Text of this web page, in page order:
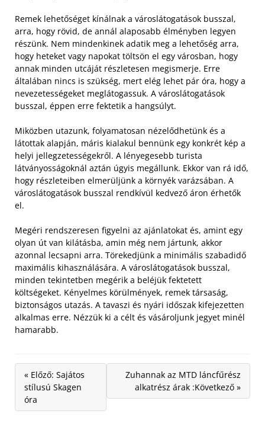
Remek lehetőséget kínálnak a városlátogatások busszal,
arra, hogy rövid, de annál alaposabb élményben legyen
részünk. Nem mindenkinek adatik meg a lehetőség arra,
hogy heteket vagy napokat töltsön el egy városban, hogy
annak minden utcáját részletesen megismerje. Erre
általában nincs is szükség, mert elég lehet pár óra, hogy a
nevezetességeket meglátogassuk. A városlátogatások
busszal, éppen erre fektetik a hangsúlyt.
Miközben utazunk, folyamatosan nézelődhetünk és a
látottak alapján, máris kialakul bennünk egy konkrét kép a
helyi jellegzetességekről. A lényegesebb turista
látványosságoknál aztán úgyis megállunk. Ekkor van rá idő,
hogy részleteiben elmerüljünk a környék varázsában. A
városlátogatások busszal rendkívül kedvező áron érhetők
el.
Megéri rendszeresen figyelni az ajánlatokat és, amint egy
olyan út van kilátásba, amin még nem jártunk, akkor
azonnal lecsapni arra. Törekedjünk a minimális szabadidő
maximális kihasználására. A városlátogatások busszal,
minden tekintetben megérik a beléjük fektetett
költségeket. Kényelmes körülmények, remek társaság,
biztonságos utazás. A tavaszi és nyári időszak kifejezetten
alkalmas erre. Nézzük ki a célt és vásároljunk jegyet minél
hamarabb.
« Előző: Sajátos
stílusú Skagen
óra
Zuhannak az MTD láncfűrész
alkatrész árak :Következő »